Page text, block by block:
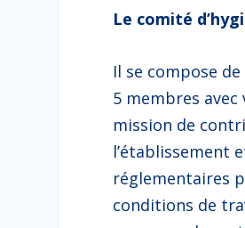
Le comité
Il se compose
5 membres
mission de
l’établissement
réglementaires
conditions de